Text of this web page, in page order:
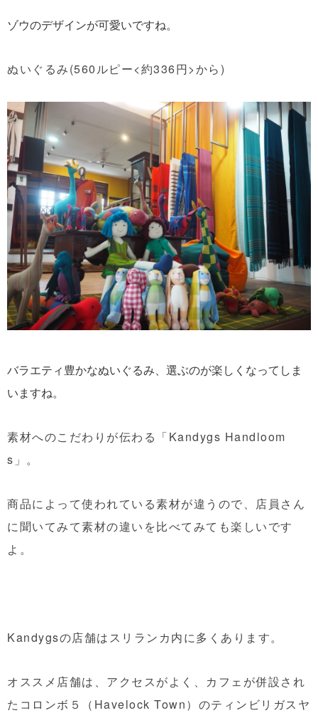
ゾウのデザインが可愛いですね。
ぬいぐるみ(560ルピー<約336円>から)
バラエティ豊かなぬいぐるみ、選ぶのが楽しくなってしま
いますね。
素材へのこだわりが伝わる「Kandygs Handloom
s」。
商品によって使われている素材が違うので、店員さん
に聞いてみて素材の違いを比べてみても楽しいです
よ。
Kandygsの店舗はスリランカ内に多くあります。
オススメ店舗は、アクセスがよく、カフェが併設され
たコロンボ５（Havelock Town）のティンビリガスヤ